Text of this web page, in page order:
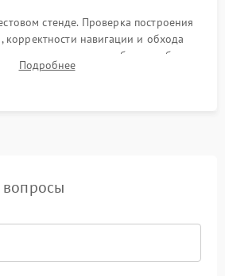
стенде. Проверка построения
навигации и обхода
силы всасывания и работы турбины.
возврата на док-станцию и
Подробнее
вопросы